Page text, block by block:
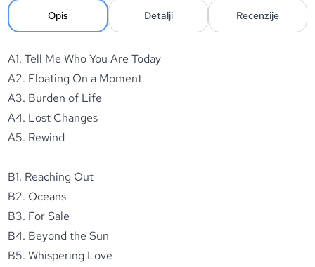
Opis Detalji Recenzije
A1. Tell Me Who You Are Today
A2. Floating On a Moment
A3. Burden of Life
A4. Lost Changes
A5. Rewind
B1. Reaching Out
B2. Oceans
B3. For Sale
B4. Beyond the Sun
B5. Whispering Love